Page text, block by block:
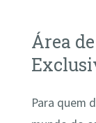
Área
Para quem